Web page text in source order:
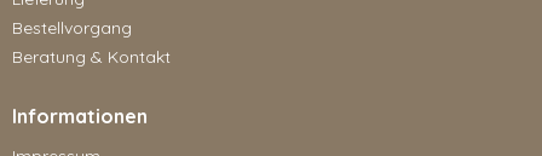
Bestellvorgang
Beratung & Kontakt
Informationen